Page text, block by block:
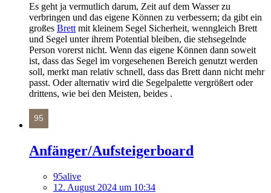
Es geht ja vermutlich darum, Zeit auf dem Wasser zu
verbringen und das eigene Können zu verbessern; da gibt ein
großes Brett mit kleinem Segel Sicherheit, wenngleich Brett
und Segel unter ihrem Potential bleiben, die stehsegelnde
Person vorerst nicht. Wenn das eigene Können dann soweit
ist, dass das Segel im vorgesehenen Bereich genutzt werden
soll, merkt man relativ schnell, dass das Brett dann nicht mehr
passt. Oder alternativ wird die Segelpalette vergrößert oder
drittens, wie bei den Meisten, beides .
Anfänger/Aufsteigerboard
95alive
12. August 2024 um 10:34